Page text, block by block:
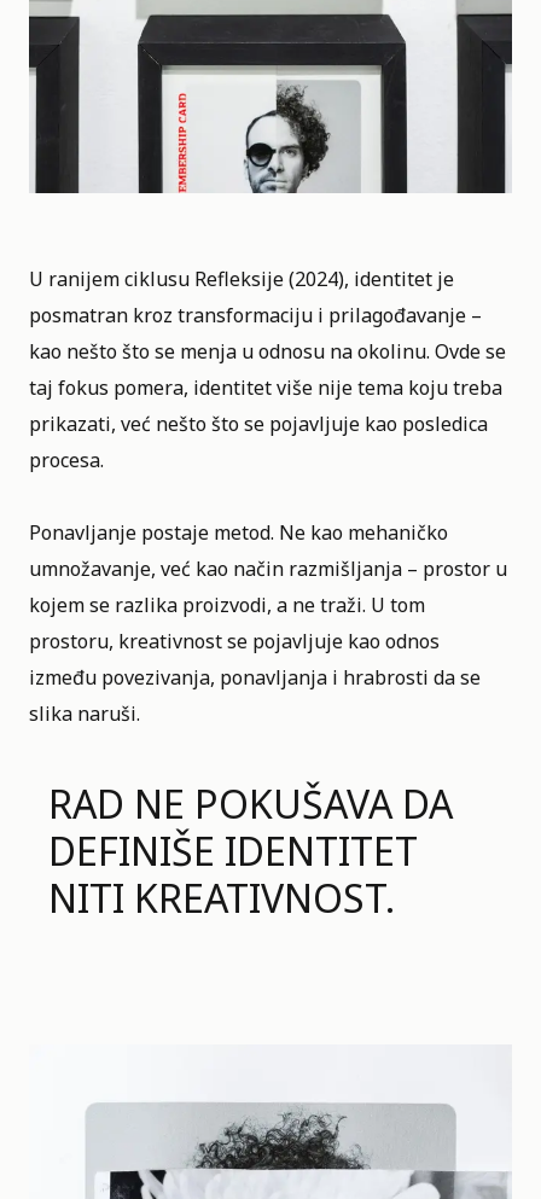
U ranijem ciklusu Refleksije (2024), identitet je
posmatran kroz transformaciju i prilagođavanje –
kao nešto što se menja u odnosu na okolinu. Ovde se
taj fokus pomera, identitet više nije tema koju treba
prikazati, već nešto što se pojavljuje kao posledica
procesa.
Ponavljanje postaje metod. Ne kao mehaničko
umnožavanje, već kao način razmišljanja – prostor u
kojem se razlika proizvodi, a ne traži. U tom
prostoru, kreativnost se pojavljuje kao odnos
između povezivanja, ponavljanja i hrabrosti da se
slika naruši.
RAD NE POKUŠAVA DA
DEFINIŠE IDENTITET
NITI KREATIVNOST.